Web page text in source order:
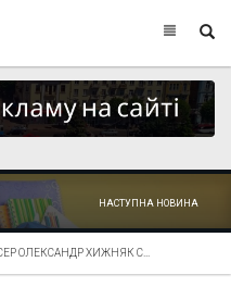
НАСТУПНА НОВИНА
ОЛЕКСАНДР ХИЖНЯК С...